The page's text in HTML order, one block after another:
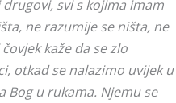
svi s kojima imam
ne razumije se ništa, ne
kaže da se zlo
otkad se nalazimo uvijek u
u rukama. Njemu se